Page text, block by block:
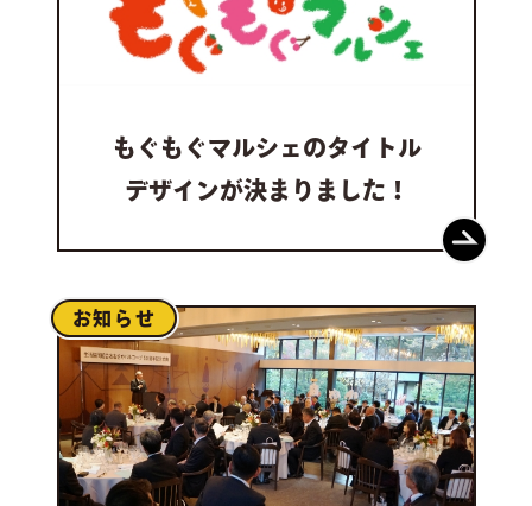
もぐもぐマルシェのタイトル
デザインが決まりました！
お知らせ